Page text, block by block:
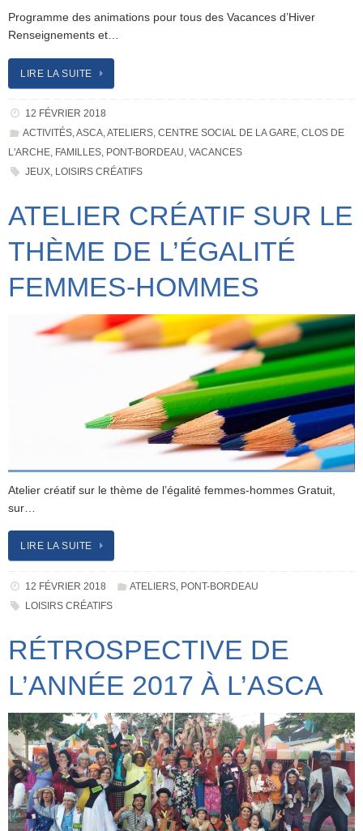
Programme des animations pour tous des Vacances d’Hiver
Renseignements et…
LIRE LA SUITE
12 FÉVRIER 2018
ACTIVITÉS,ASCA,ATELIERS, CENTRE SOCIAL DE LA GARE, CLOS DE
L'ARCHE, FAMILLES, PONT-BORDEAU, VACANCES
JEUX, LOISIRS CRÉATIFS
ATELIER CRÉATIF SUR LE
THÈME DE L’ÉGALITÉ
FEMMES-HOMMES
Atelier créatif sur le thème de l’égalité femmes-hommes Gratuit,
sur…
LIRE LA SUITE
12 FÉVRIER 2018 ATELIERS PONT-BORDEAU
LOISIRS CRÉATIFS
RÉTROSPECTIVE DE
L’ANNÉE 2017 À L’ASCA